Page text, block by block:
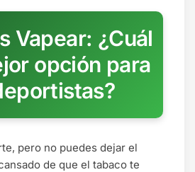
Vapear: ¿Cuál
opción para
pero no puedes dejar el
de que el tabaco te